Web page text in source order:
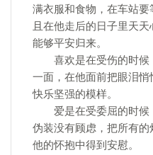
满衣服和食物，在车站
且在他走后的日子里天
能够平安归来。
喜欢是在受伤的时候
一面，在他面前把眼泪悄
快乐坚强的模样。
爱是在受委屈的时候
伪装没有顾虑，把所有
他的怀抱中得到安慰。